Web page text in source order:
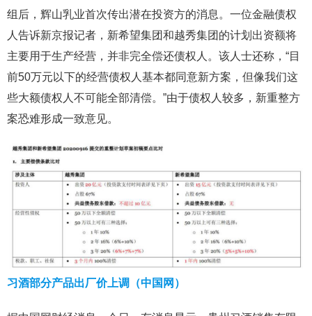
组后，辉山乳业首次传出潜在投资方的消息。一位金融债权
人告诉新京报记者，新希望集团和越秀集团的计划出资额将
主要用于生产经营，并非完全偿还债权人。该人士还称，“目
前50万元以下的经营债权人基本都同意新方案，但像我们这
些大额债权人不可能全部清偿。”由于债权人较多，新重整方
案恐难形成一致意见。
习酒部分产品出厂价上调（中国网）